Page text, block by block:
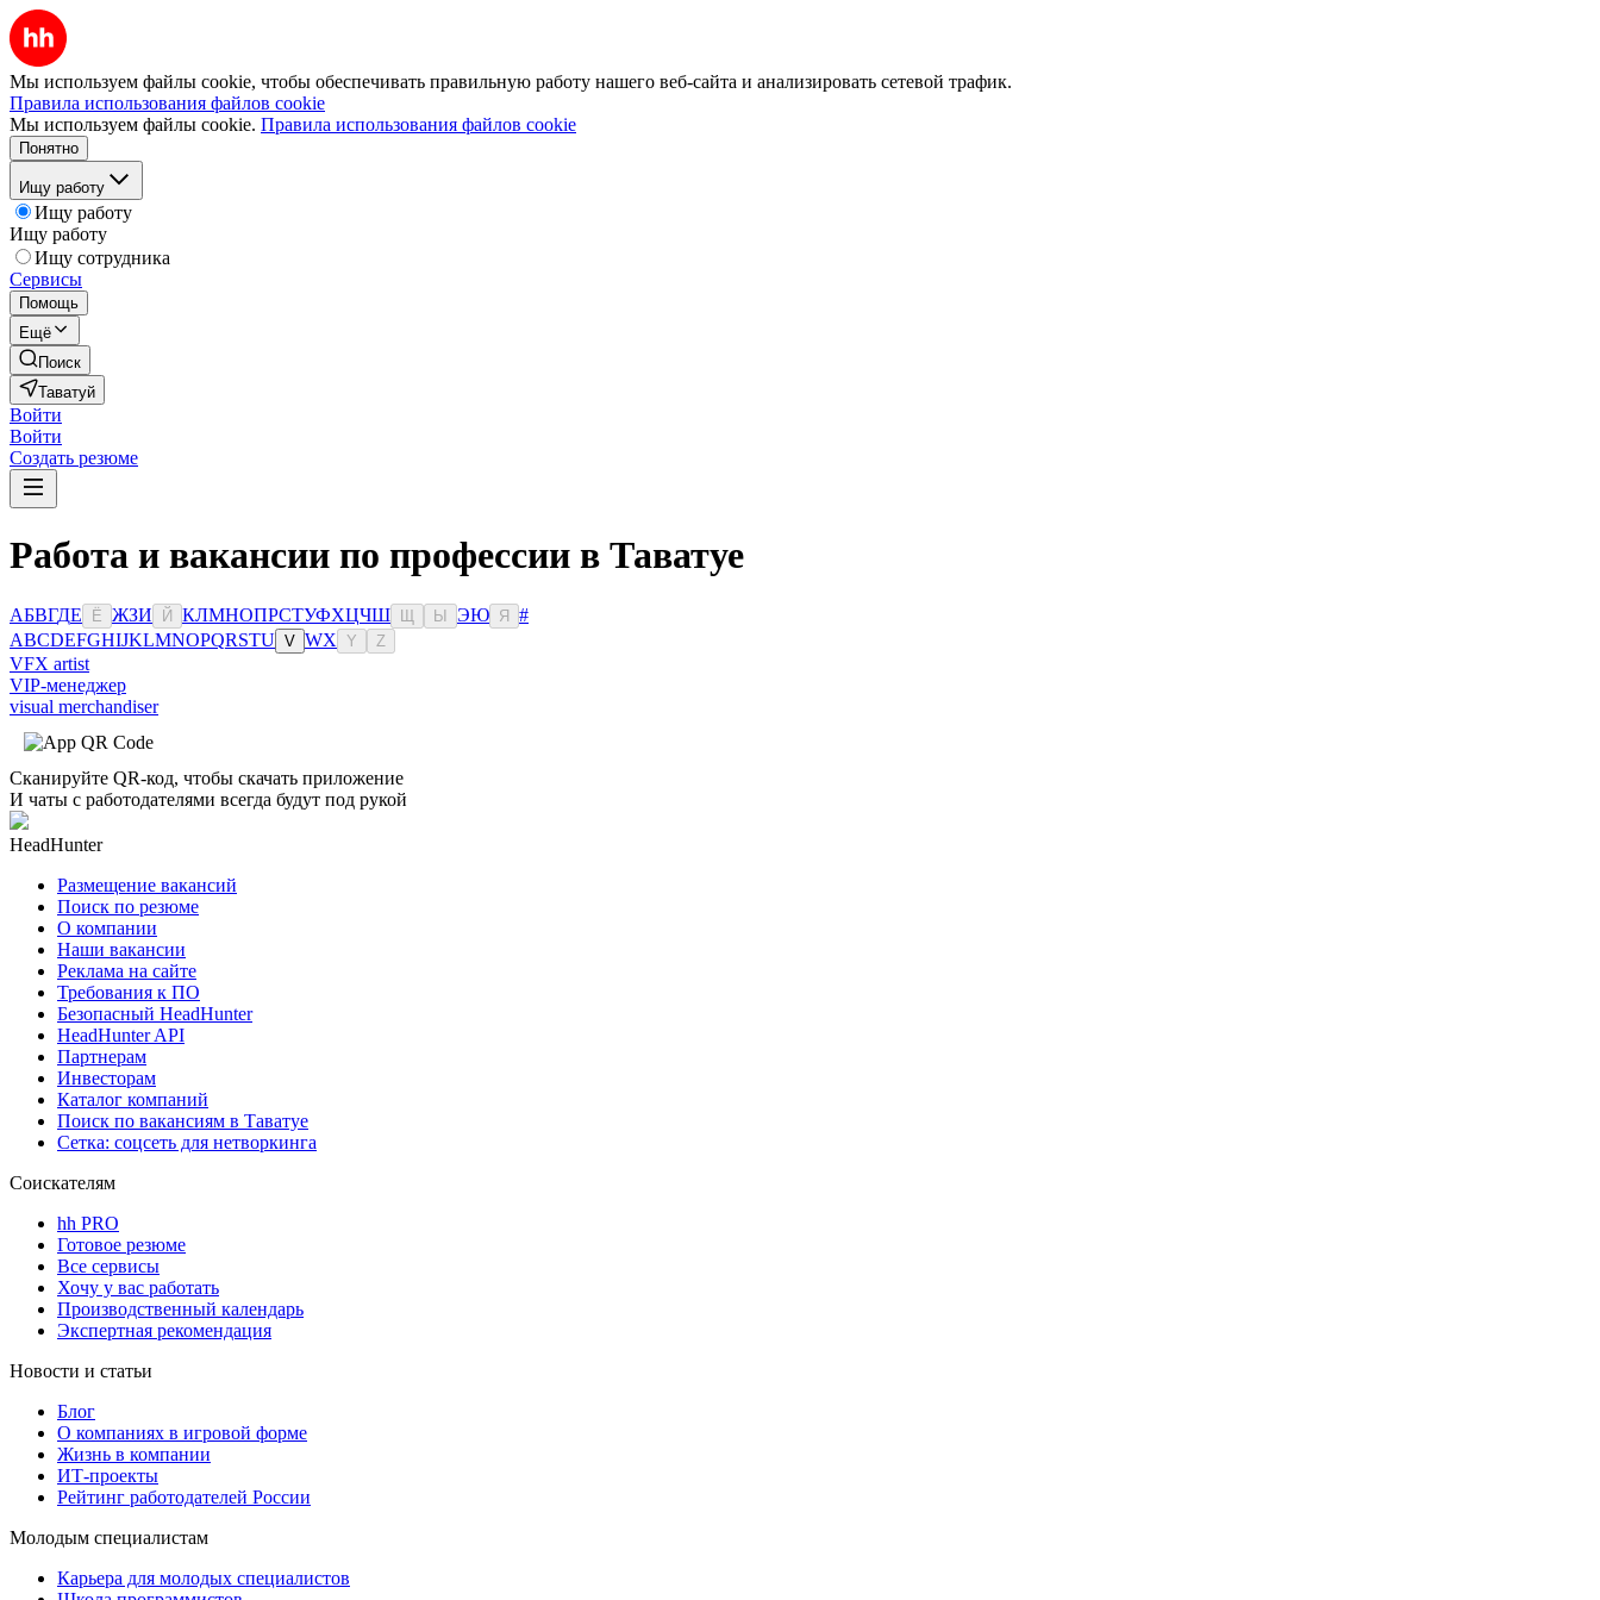
Мы используем файлы cookie, чтобы обеспечивать правильную работу нашего веб-сайта и анализировать сетевой трафик.
Правила использования файлов cookie
Мы используем файлы cookie. Правила использования файлов cookie
Понятно
Ищу работу
Ищу работу
Ищу работу
Ищу сотрудника
Сервисы
Помощь
Ещё
Поиск
Таватуй
Войти
Войти
Создать резюме
Работа и вакансии по профессии в Таватуе
АБВГДЕ Ё ЖЗИ Й КЛМНОПРСТУФХЦЧШ Ы ЭЮ Я
#
ABCDEFGHIJKLMNOPQRSTU V WX Y Z
VFX artist
VIP-менеджер
visual merchandiser
Сканируйте QR-код, чтобы скачать приложение
И чаты с работодателями всегда будут под рукой
HeadHunter
Размещение вакансий
Поиск по резюме
О компании
Наши вакансии
Реклама на сайте
Требования к ПО
Безопасный HeadHunter
HeadHunter API
Партнерам
Инвесторам
Каталог компаний
Поиск по вакансиям в Таватуе
Сетка: соцсеть для нетворкинга
Соискателям
hh PRO
Готовое резюме
Все сервисы
Хочу у вас работать
Производственный календарь
Экспертная рекомендация
Новости и статьи
Блог
О компаниях в игровой форме
Жизнь в компании
ИТ-проекты
Рейтинг работодателей России
Молодым специалистам
Карьера для молодых специалистов